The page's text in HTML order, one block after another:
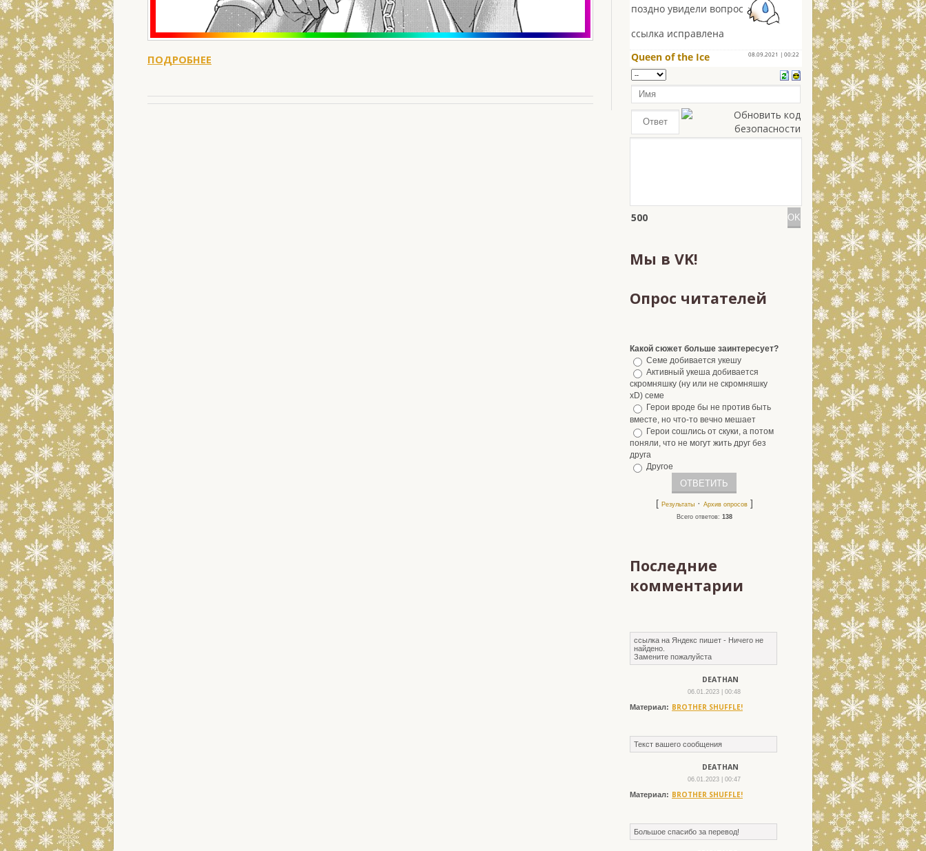
ПОДРОБНЕЕ
500
Мы в VK!
Опрос читателей
Какой сюжет больше заинтересует?
Семе добивается укешу
Активный укеша добивается
скромняшку (ну или не скромняшку
xD) семе
Герои вроде бы не против быть
вместе, но что-то вечно мешает
Герои сошлись от скуки, а потом
поняли, что не могут жить друг без
друга
Другое
[ Результаты· Архив опросов]
Всего ответов: 138
Последние
комментарии
ссылка на Яндекс пишет - Ничего не
найдено.
Замените пожалуйста
DEATHAN
06.01.2023 | 00:48
Материал: BROTHER SHUFFLE!
Текст вашего сообщения
DEATHAN
06.01.2023 | 00:47
Материал: BROTHER SHUFFLE!
Большое спасибо за перевод!